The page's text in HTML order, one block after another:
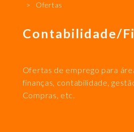
Ofertas
Contabilidade/
Ofertas de emprego para
finanças, contabilidade,
Compras, etc.